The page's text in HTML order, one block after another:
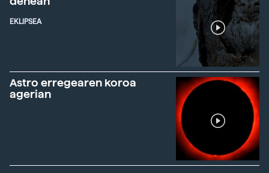
EKLIPSEA
Astro erregearen koroa
agerian